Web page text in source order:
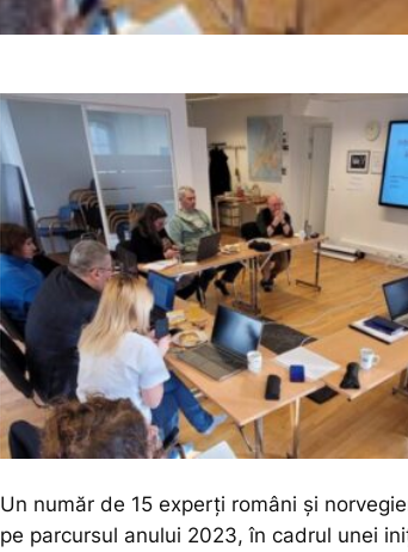
Un număr de 15 experți români și
pe parcursul anului 2023, în cadrul unei